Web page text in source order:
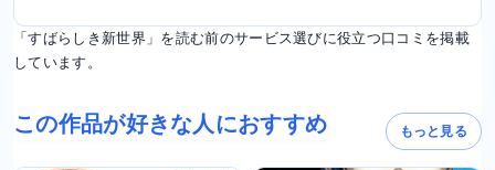
「すばらしき新世界」を読む前のサービス選びに役立つ口コミを掲載
しています。
この作品が好きな人におすすめ もっと見る